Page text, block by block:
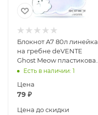
Блокнот А7 80л линейка
на гребне deVENTE
Ghost Meow пластиковая
обложка сиреневый
Есть в наличии: 1
Цена
79 ₽
Цена до скидки